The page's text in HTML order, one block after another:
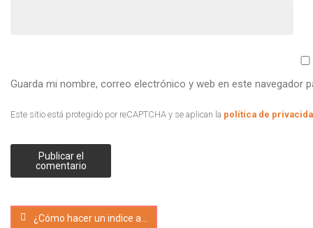
Guarda mi nombre, correo electrónico y web en este navegador
Este sitio está protegido por reCAPTCHA y se aplican la política de
¿Cómo hacer un indice automático en Word?